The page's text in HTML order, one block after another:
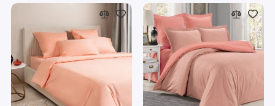
Однотонное Ecotex